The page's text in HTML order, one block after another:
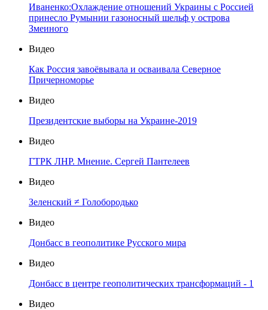
Иваненко:Охлаждение отношений Украины с Россией
принесло Румынии газоносный шельф у острова
Змеиного
Видео
Как Россия завоёвывала и осваивала Северное
Причерноморье
Видео
Президентские выборы на Украине-2019
Видео
ГТРК ЛНР. Мнение. Сергей Пантелеев
Видео
Зеленский ≠ Голобородько
Видео
Донбасс в геополитике Русского мира
Видео
Донбасс в центре геополитических трансформаций - 1
Видео